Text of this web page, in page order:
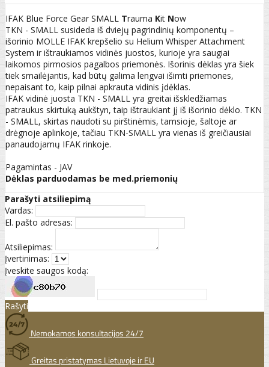
IFAK Blue Force Gear SMALL Trauma Kit Now
TKN - SMALL susideda iš dviejų pagrindinių komponentų –
išorinio MOLLE IFAK krepšelio su Helium Whisper Attachment
System ir ištraukiamos vidinės juostos, kurioje yra saugiai
laikomos pirmosios pagalbos priemonės. Išorinis dėklas yra šiek
tiek smailėjantis, kad būtų galima lengvai išimti priemones,
nepaisant to, kaip pilnai apkrauta vidinis įdėklas.
IFAK vidinė juosta TKN - SMALL yra greitai išskledžiamas
patraukus skirtuką aukštyn, taip ištraukiant jį iš išorinio dėklo. TKN
- SMALL, skirtas naudoti su pirštinėmis, tamsioje, šaltoje ar
drėgnoje aplinkoje, tačiau TKN-SMALL yra vienas iš greičiausiai
panaudojamų IFAK rinkoje.
Pagamintas - JAV
Dėklas parduodamas be med.priemonių
Parašyti atsiliepimą
Vardas:
El. pašto adresas:
Atsiliepimas:
Įvertinimas:
Įveskite saugos kodą:
Rašyti
Nemokamos konsultacijos 24/7
Greitas pristatymas Lietuvoje ir EU